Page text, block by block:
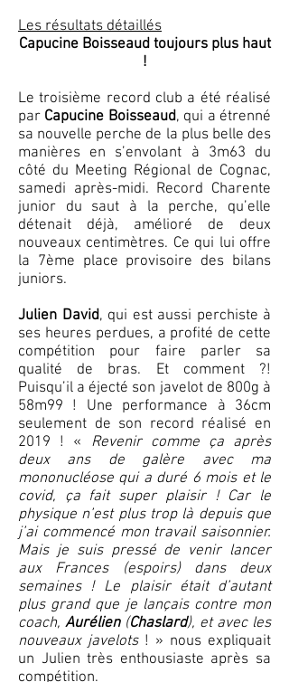
Les résultats détaillés
Capucine Boisseaud toujours plus haut
!
Le troisième record club a été réalisé
par Capucine Boisseaud, qui a étrenné
sa nouvelle perche de la plus belle des
manières en s’envolant à 3m63 du
côté du Meeting Régional de Cognac,
samedi après-midi. Record Charente
junior du saut à la perche, qu’elle
détenait déjà, amélioré de deux
nouveaux centimètres. Ce qui lui offre
la 7ème place provisoire des bilans
juniors.
Julien David, qui est aussi perchiste à
ses heures perdues, a profité de cette
compétition pour faire parler sa
qualité de bras. Et comment ?!
Puisqu’il a éjecté son javelot de 800g à
58m99 ! Une performance à 36cm
seulement de son record réalisé en
2019 ! « Revenir comme ça après
deux ans de galère avec ma
mononucléose qui a duré 6 mois et le
covid, ça fait super plaisir ! Car le
physique n’est plus trop là depuis que
j’ai commencé mon travail saisonnier.
Mais je suis pressé de venir lancer
aux Frances (espoirs) dans deux
semaines ! Le plaisir était d’autant
plus grand que je lançais contre mon
coach, Aurélien(Chaslard), et avec les
nouveaux javelots ! » nous expliquait
un Julien très enthousiaste après sa
compétition.